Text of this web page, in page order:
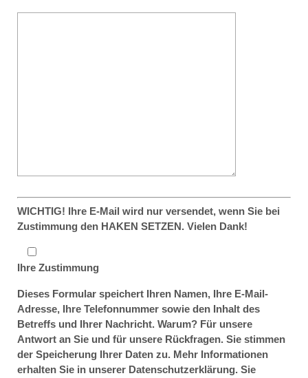
WICHTIG! Ihre E-Mail wird nur versendet, wenn Sie bei
Zustimmung den HAKEN SETZEN. Vielen Dank!
Ihre Zustimmung
Dieses Formular speichert Ihren Namen, Ihre E-Mail-
Adresse, Ihre Telefonnummer sowie den Inhalt des
Betreffs und Ihrer Nachricht. Warum? Für unsere
Antwort an Sie und für unsere Rückfragen. Sie stimmen
der Speicherung Ihrer Daten zu. Mehr Informationen
erhalten Sie in unserer Datenschutzerklärung. Sie